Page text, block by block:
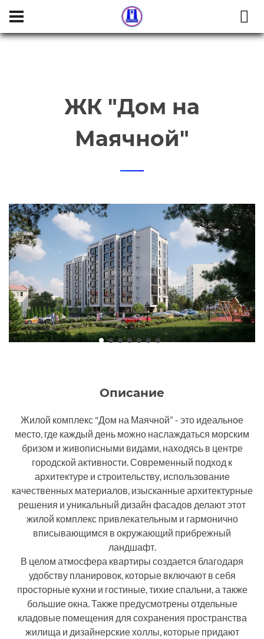
ЖК "Дом на
Маячной"
Описание
Жилой комплекс "Дом на Маячной” - это идеальное
место, где каждый день можно наслаждаться морским
бризом и живописными видами, находясь в центре
городской активности. Современный подход к
архитектуре и строительству, использование
качественных материалов, изысканные архитектурные
решения и уникальный дизайн фасадов делают этот
жилой комплекс привлекательным и гармонично
вписывающимся в окружающий прибрежный
ландшафт.
В целом атмосфера квартиры создается благодаря
удобству планировок, которые включают в себя
просторные кухни и гостиные, тихие спальни, а также
большие окна. Также предусмотрены отдельные
кладовые помещения для сохранения пространства
жилища и дизайнерские холлы, которые придают